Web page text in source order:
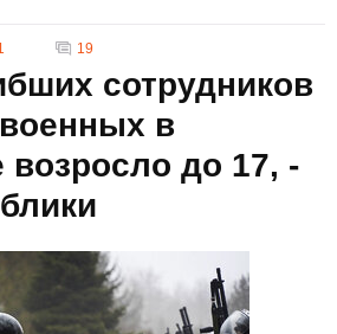
19
сотрудников
в
возросло до 17, -